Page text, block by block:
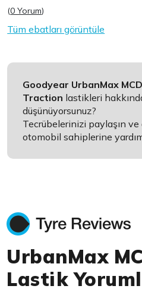
(0 Yorum)
Tüm ebatları görüntüle
Goodyear UrbanMax MCD
Traction lastikleri
düşünüyorsunuz?
Tecrübelerinizi paylaşın ve
otomobil sahiplerine
UrbanMax
Lastik